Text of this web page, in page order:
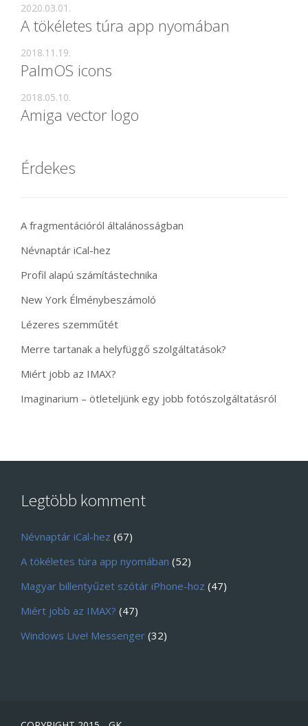
A tökéletes túra app nyomában
2020.03.01.
PalmOS icons
2018.11.19.
Amiga vector logo
2018.05.10.
Érdekes
A fragmentációról általánosságban
Névnaptár iCal-hez
Profil alapú számítástechnika
New York Élménybeszámoló
Lézeres szemműtét
Merre tartanak a helyfüggő szolgáltatások?
Miért jobb az IMAX?
Imaginarium – ötleteljünk egy jobb fotószolgáltatásról
Legtöbb komment
Névnaptár iCal-hez (67)
A tökéletes túra app nyomában (52)
Magyar billentyűzet szótár iPhone-hoz (47)
Miért jobb az IMAX? (47)
Windows Live! Messenger (32)